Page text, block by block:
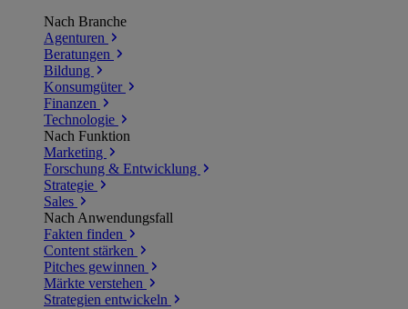
Nach Branche
Agenturen
Beratungen
Bildung
Konsumgüter
Finanzen
Technologie
Nach Funktion
Marketing
Forschung & Entwicklung
Strategie
Sales
Nach Anwendungsfall
Fakten finden
Content stärken
Pitches gewinnen
Märkte verstehen
Strategien entwickeln